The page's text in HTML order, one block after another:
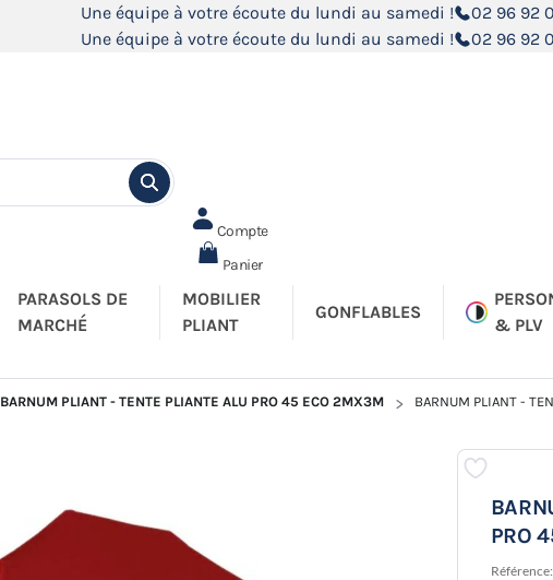
Une équipe à votre écoute du lundi au samedi ! 02 96 92
Une équipe à votre écoute du lundi au samedi !
02 96 92
Compte
Panier
PARASOLS DE
MARCHÉ
MOBILIER
PLIANT
GONFLABLES
& PLV
BARNUM PLIANT - TENTE PLIANTE ALU PRO 45 ECO 2MX3M BARNUM PLIANT -
PRO
Référence: